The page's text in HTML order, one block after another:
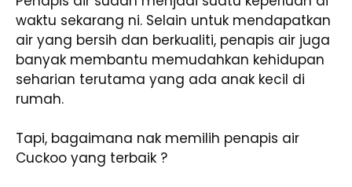
waktu sekarang ni. Selain untuk mendapatkan
air yang bersih dan berkualiti, penapis air juga
banyak membantu memudahkan kehidupan
seharian terutama yang ada anak kecil di
rumah.
Tapi, bagaimana nak memilih penapis air
Cuckoo yang terbaik ?